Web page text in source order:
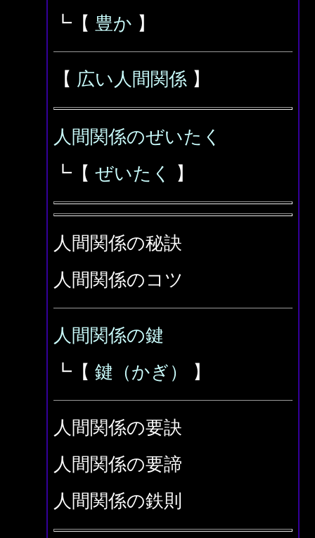
┗【 豊か 】
【 広い人間関係 】
人間関係のぜいたく
┗【 ぜいたく 】
人間関係の秘訣
人間関係のコツ
人間関係の鍵
┗【 鍵（かぎ） 】
人間関係の要訣
人間関係の要諦
人間関係の鉄則